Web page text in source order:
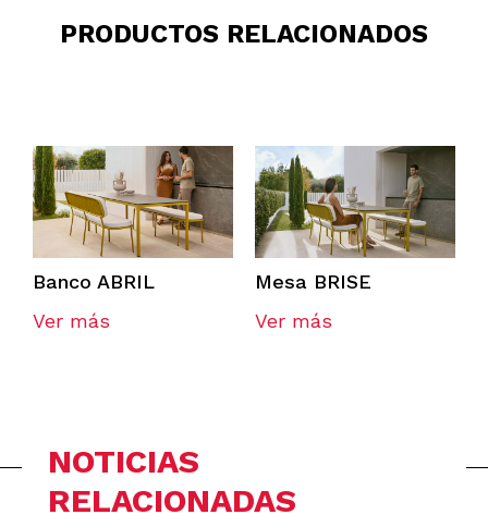
PRODUCTOS RELACIONADOS
Banco ABRIL
Ver más
Mesa BRISE
Ver más
NOTICIAS
RELACIONADAS